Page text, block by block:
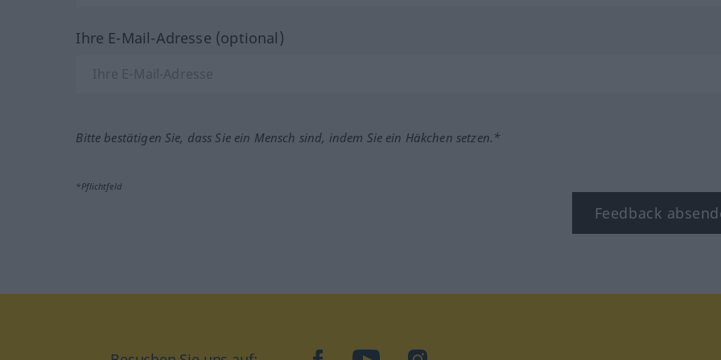
Ihre E-Mail-Adresse (optional)
Bitte bestätigen Sie, dass Sie ein Mensch sind, indem Sie ein Häkchen setzen.*
*Pflichtfeld
Feedback